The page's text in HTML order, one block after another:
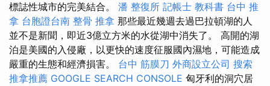
標誌性城市的完美結合。 潘 整復所 記帳士 教科書 台中 推
拿 台胞證台南 整骨 推拿 那些最近幾週去過巴拉頓湖的人
並不是新聞，即近3億立方米的水從湖中消失了。 高開的湖
泊是美國的入侵廠，以更快的速度征服國內濕地，可能造成
嚴重的生態和經濟損害。 台中 筋膜刀 外商設立公司 搜索
推拿推薦 GOOGLE SEARCH CONSOLE 匈牙利的洞穴居